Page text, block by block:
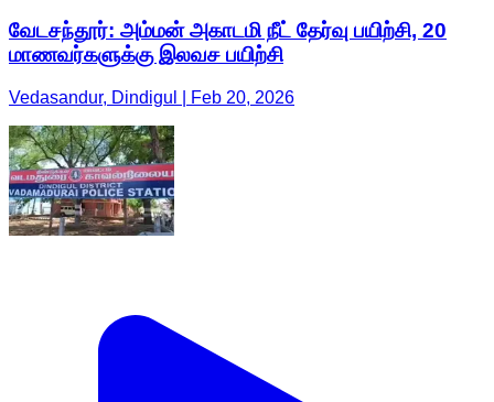
வேடசந்தூர்: அம்மன் அகாடமி நீட் தேர்வு பயிற்சி, 20
மாணவர்களுக்கு இலவச பயிற்சி
Vedasandur, Dindigul | Feb 20, 2026